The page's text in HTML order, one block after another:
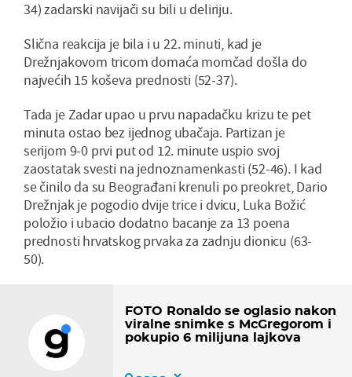
34) zadarski navijači su bili u deliriju.
Slična reakcija je bila i u 22. minuti, kad je
Drežnjakovom tricom domaća momčad došla do
najvećih 15 koševa prednosti (52-37).
Tada je Zadar upao u prvu napadačku krizu te pet
minuta ostao bez ijednog ubačaja. Partizan je
serijom 9-0 prvi put od 12. minute uspio svoj
zaostatak svesti na jednoznamenkasti (52-46). I kad
se činilo da su Beograđani krenuli po preokret, Dario
Drežnjak je pogodio dvije trice i dvicu, Luka Božić
položio i ubacio dodatno bacanje za 13 poena
prednosti hrvatskog prvaka za zadnju dionicu (63-
50).
FOTO Ronaldo se oglasio nakon
viralne snimke s McGregorom i
pokupio 6 milijuna lajkova